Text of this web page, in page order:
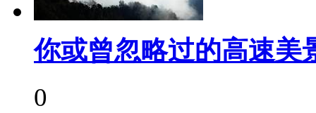
你或曾忽略过的高速美
0